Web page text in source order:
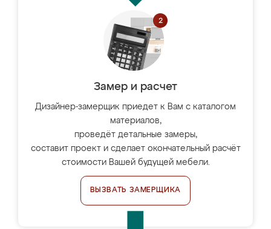
Замер и расчет
Дизайнер-замерщик приедет к Вам с каталогом
материалов,
проведёт детальные замеры,
составит проект и сделает окончательный расчёт
стоимости Вашей будущей мебели.
ВЫЗВАТЬ ЗАМЕРЩИКА